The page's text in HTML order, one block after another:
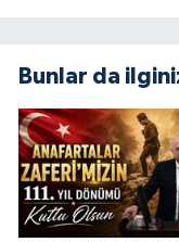
Bunlar da